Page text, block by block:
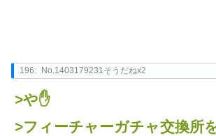
196: No.1403179231そうだねx2
>や✋
>フィーチャーガチャ交換所